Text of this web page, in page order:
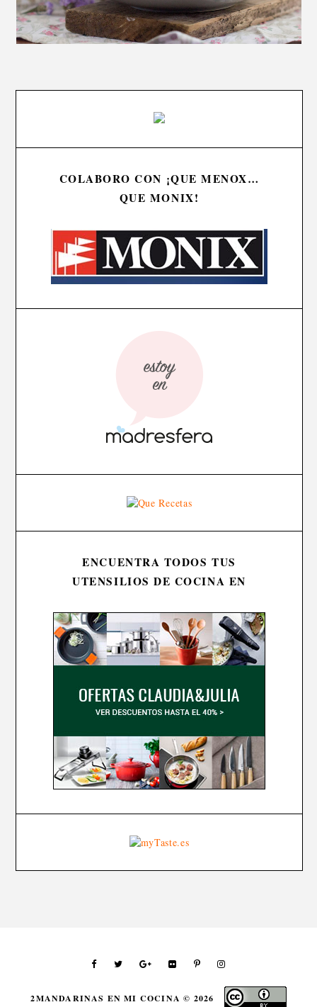
COLABORO CON ¡QUE MENOX…
QUE MONIX!
ENCUENTRA TODOS TUS
UTENSILIOS DE COCINA EN
2MANDARINAS EN MI COCINA © 2026